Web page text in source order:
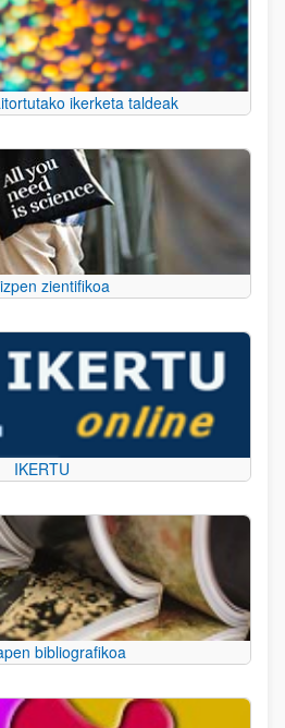
ikerketa taldeak
zientifikoa
IKERTU
bibliografikoa